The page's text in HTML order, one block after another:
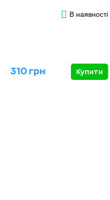
В наявності
310 грн Купити